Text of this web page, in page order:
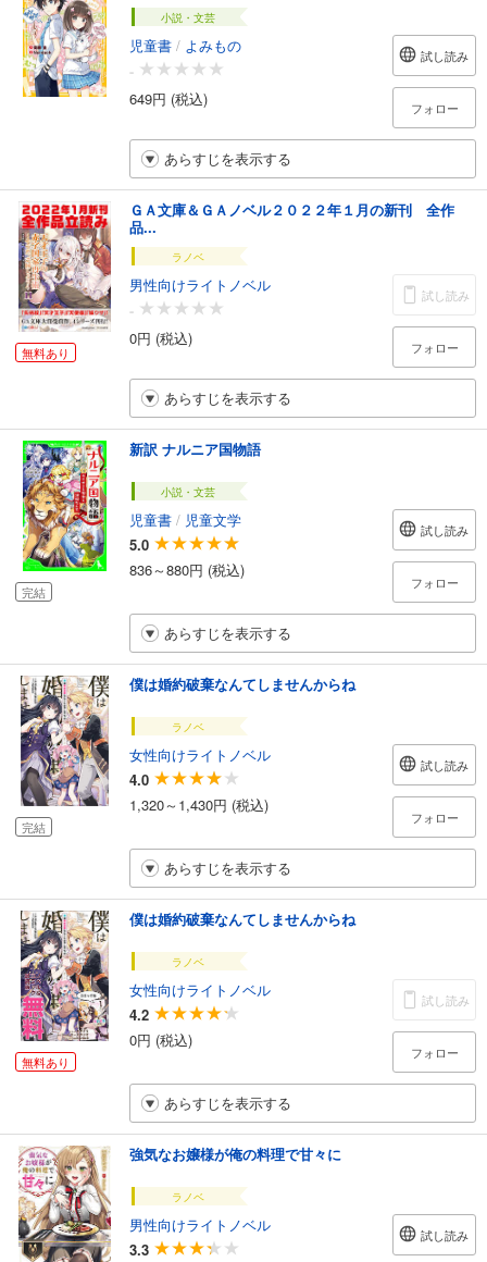
小説・文芸
児童書 / よみもの
-
649円 (税込)
試し読み
フォロー
あらすじを表示する
無料あり
ＧＡ文庫＆ＧＡノベル２０２２年１月の新刊 全作
品...
ラノベ
男性向けライトノベル
-
0円 (税込)
試し読み
フォロー
あらすじを表示する
完結
新訳 ナルニア国物語
小説・文芸
児童書 / 児童文学
5.0
836～880円 (税込)
試し読み
フォロー
あらすじを表示する
完結
僕は婚約破棄なんてしませんからね
ラノベ
女性向けライトノベル
4.0
1,320～1,430円 (税込)
試し読み
フォロー
あらすじを表示する
無料あり
僕は婚約破棄なんてしませんからね
ラノベ
女性向けライトノベル
4.2
0円 (税込)
試し読み
フォロー
あらすじを表示する
強気なお嬢様が俺の料理で甘々に
ラノベ
男性向けライトノベル
3.3
試し読み